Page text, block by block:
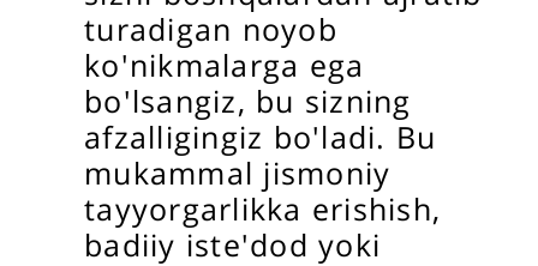
turadigan noyob
ko'nikmalarga ega
bo'lsangiz, bu sizning
afzalligingiz bo'ladi. Bu
mukammal jismoniy
tayyorgarlikka erishish,
badiiy iste'dod yoki